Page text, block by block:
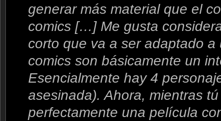
generar más material que el
comics […] Me gusta
corto que va a ser adaptado
comics son básicamente un
Esencialmente hay 4
asesinada). Ahora, mientras
perfectamente una película